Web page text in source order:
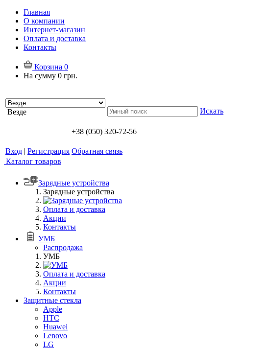
Главная
О компании
Интернет-магазин
Оплата и доставка
Контакты
Корзина 0
На сумму 0 грн.
Везде Искать
+38 (050) 320-72-56
Вход | Регистрация Обратная связь
Каталог товаров
Зарядные устройства
Зарядные устройства
Оплата и доставка
Акции
Контакты
УМБ
Распродажа
УМБ
Оплата и доставка
Акции
Контакты
Защитные стекла
Apple
HTC
Huawei
Lenovo
LG